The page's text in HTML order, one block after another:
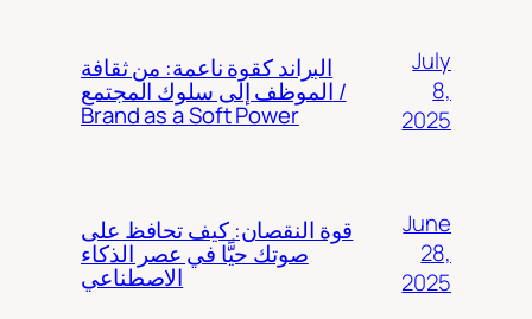
البراند كقوة ناعمة: من ثقافة
الموظف إلى سلوك المجتمع /
Brand as a Soft Power
July
8,
2025
قوة النقصان: كيف تحافظ على
صوتك حيًّا في عصر الذكاء
الاصطناعي
June
28,
2025